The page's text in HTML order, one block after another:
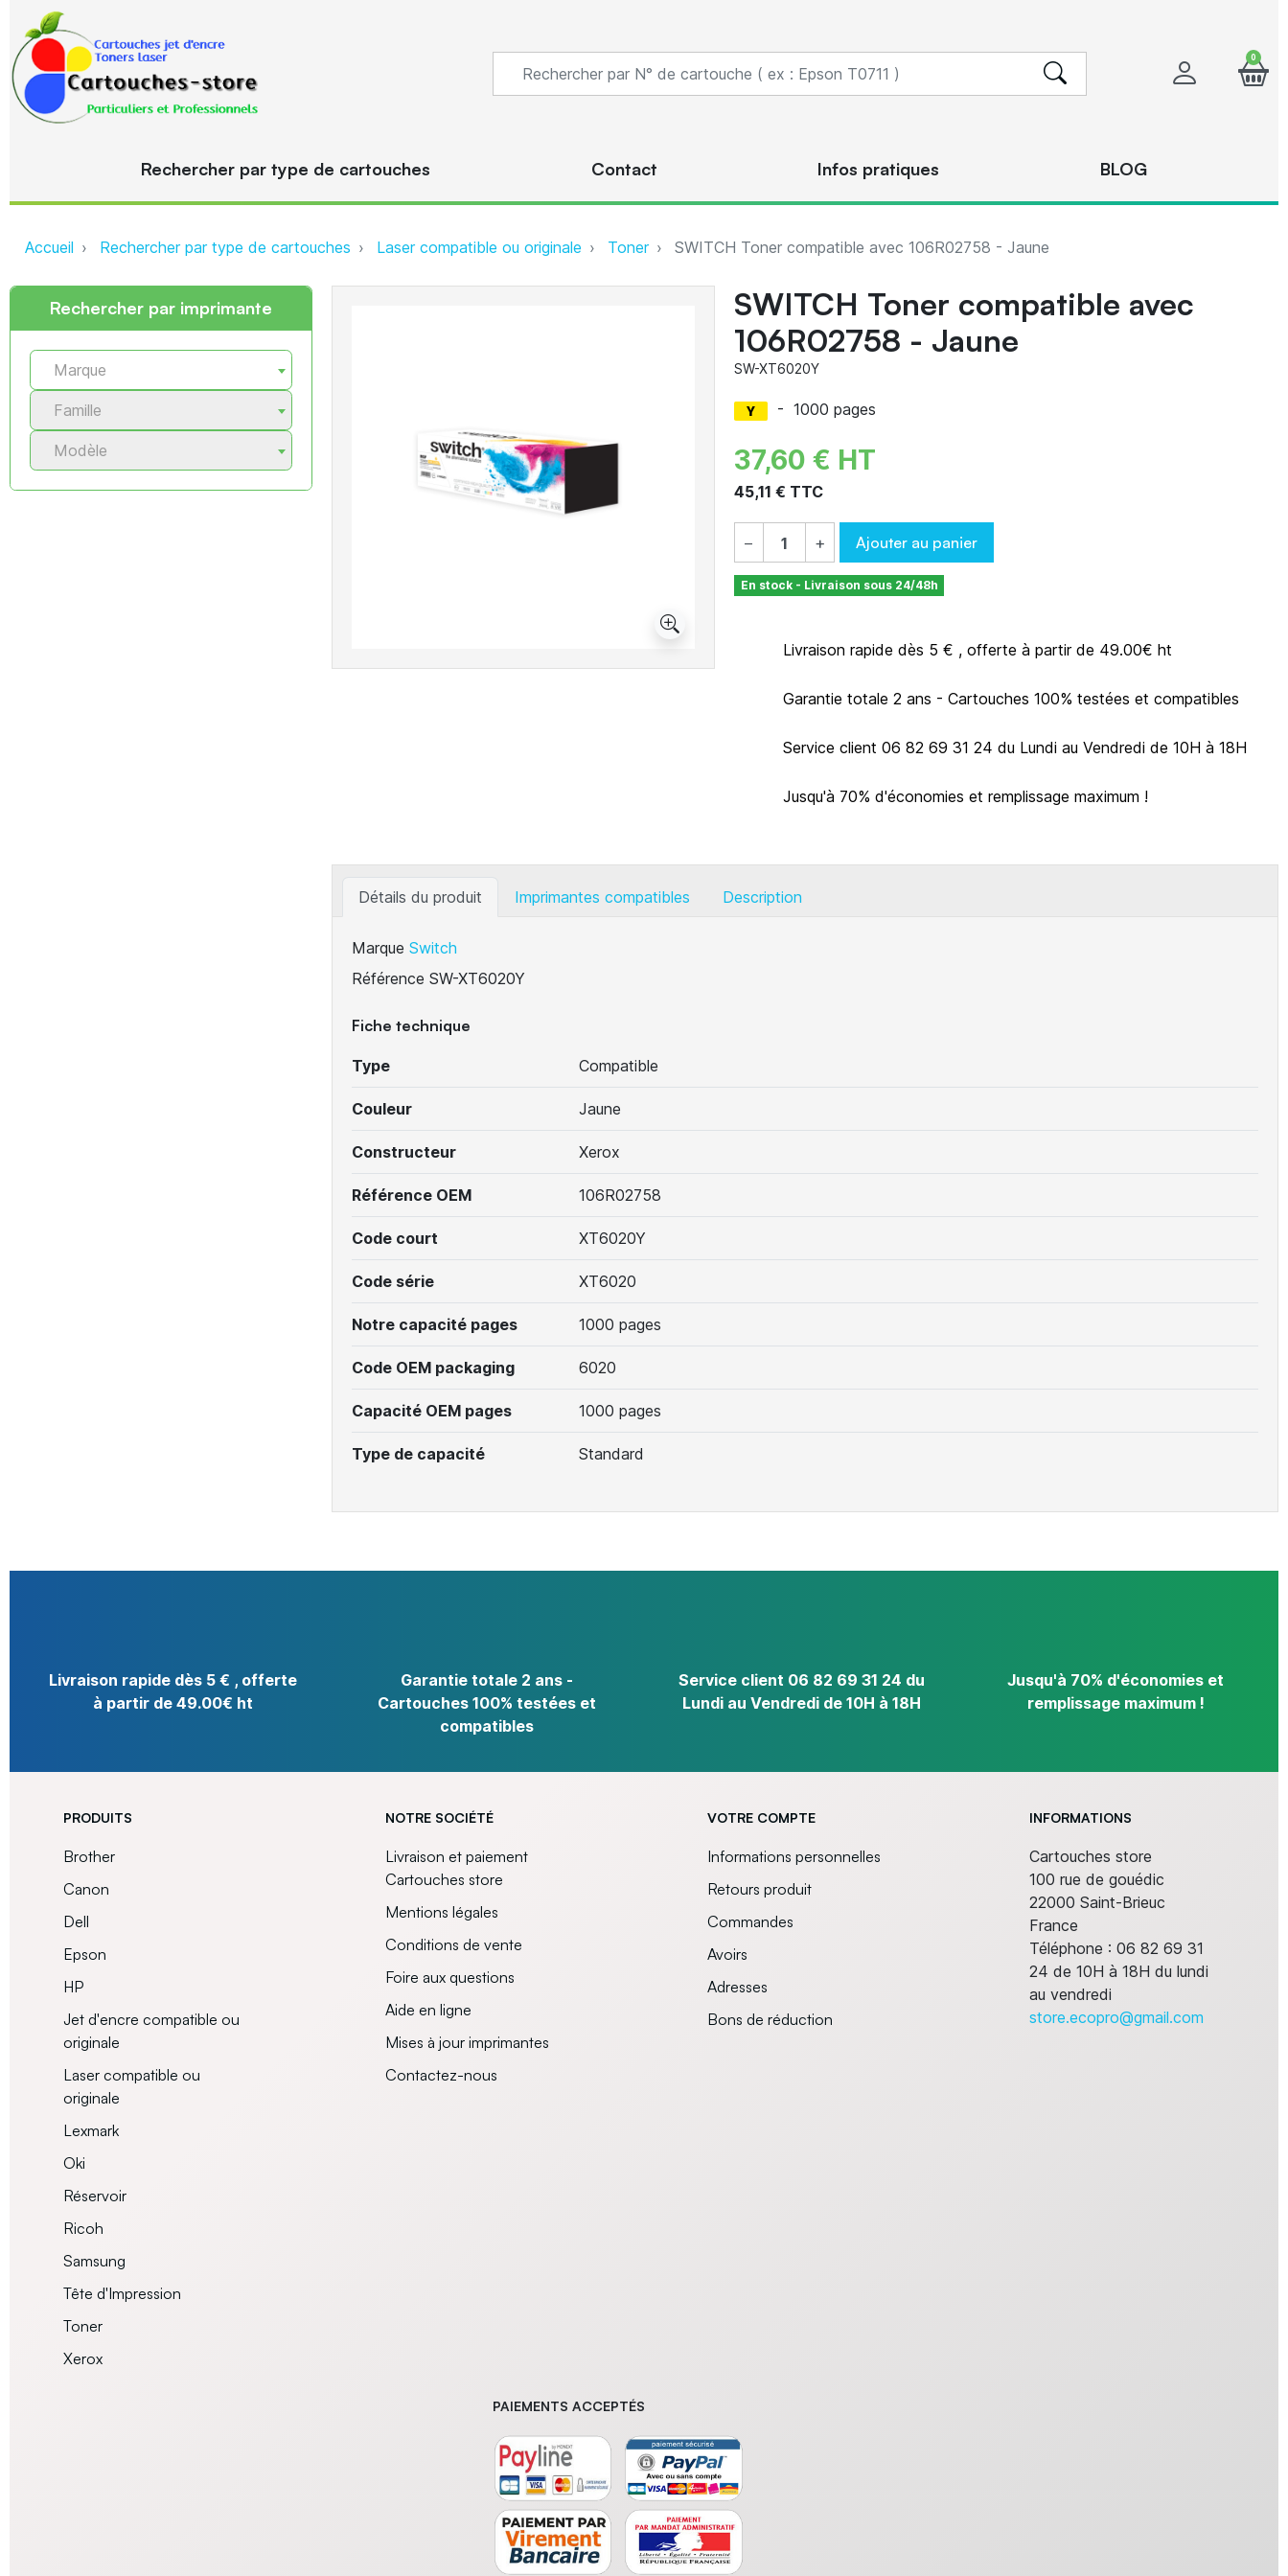
0
Rechercher par type de cartouches Contact Infos pratiques BLOG
Accueil Rechercher par type de cartouches Laser compatible ou originale Toner SWITCH Toner compatible avec 106R02758 - Jaune
Rechercher par imprimante
Marque
Famille
Modèle
SWITCH Toner compatible avec
106R02758 - Jaune
SW-XT6020Y
- 1000 pages
37,60 € HT
45,11 € TTC
− + Ajouter au panier
En stock - Livraison sous 24/48h
Livraison rapide dès 5 € , offerte à partir de 49.00€ ht
Garantie totale 2 ans - Cartouches 100% testées et compatibles
Service client 06 82 69 31 24 du Lundi au Vendredi de 10H à 18H
Jusqu'à 70% d'économies et remplissage maximum !
Détails du produit Imprimantes compatibles Description
Marque Switch
Référence SW-XT6020Y
Fiche technique
Type Compatible
Couleur Jaune
Constructeur Xerox
Référence OEM 106R02758
Code court XT6020Y
Code série XT6020
Notre capacité pages 1000 pages
Code OEM packaging 6020
Capacité OEM pages 1000 pages
Type de capacité Standard
Livraison rapide dès 5 € , offerte
à partir de 49.00€ ht
Garantie totale 2 ans -
Cartouches 100% testées et
compatibles
Service client 06 82 69 31 24 du
Lundi au Vendredi de 10H à 18H
Jusqu'à 70% d'économies et
remplissage maximum !
PRODUITS
Brother
Canon
Dell
Epson
HP
Jet d'encre compatible ou
originale
Laser compatible ou
originale
Lexmark
Oki
Réservoir
Ricoh
Samsung
Tête d'Impression
Toner
Xerox
NOTRE SOCIÉTÉ
Livraison et paiement
Cartouches store
Mentions légales
Conditions de vente
Foire aux questions
Aide en ligne
Mises à jour imprimantes
Contactez-nous
VOTRE COMPTE
Informations personnelles
Retours produit
Commandes
Avoirs
Adresses
Bons de réduction
INFORMATIONS
Cartouches store
100 rue de gouédic
22000 Saint-Brieuc
France
Téléphone : 06 82 69 31
24 de 10H à 18H du lundi
au vendredi
store.ecopro@gmail.com
PAIEMENTS ACCEPTÉS